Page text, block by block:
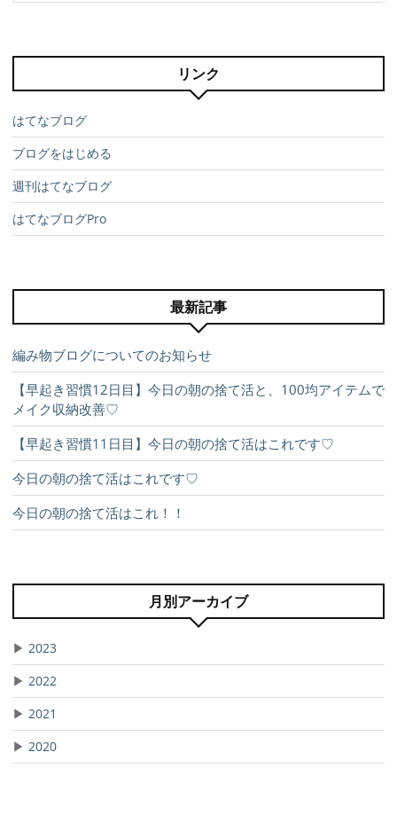
リンク
はてなブログ
ブログをはじめる
週刊はてなブログ
はてなブログPro
最新記事
編み物ブログについてのお知らせ
【早起き習慣12日目】今日の朝の捨て活と、100均アイテムで
メイク収納改善♡
【早起き習慣11日目】今日の朝の捨て活はこれです♡
今日の朝の捨て活はこれです♡
今日の朝の捨て活はこれ！！
月別アーカイブ
▶ 2023
▶ 2022
▶ 2021
▶ 2020